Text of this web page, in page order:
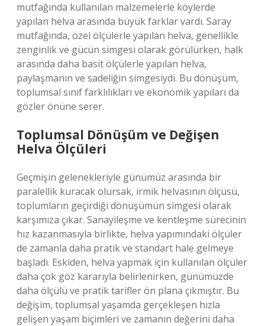
mutfağında kullanılan malzemelerle köylerde
yapılan helva arasında büyük farklar vardı. Saray
mutfağında, özel ölçülerle yapılan helva, genellikle
zenginlik ve gücün simgesi olarak görülürken, halk
arasında daha basit ölçülerle yapılan helva,
paylaşmanın ve sadeliğin simgesiydi. Bu dönüşüm,
toplumsal sınıf farklılıkları ve ekonomik yapıları da
gözler önüne serer.
Toplumsal Dönüşüm ve Değişen
Helva Ölçüleri
Geçmişin gelenekleriyle günümüz arasında bir
paralellik kuracak olursak, irmik helvasının ölçüsü,
toplumların geçirdiği dönüşümün simgesi olarak
karşımıza çıkar. Sanayileşme ve kentleşme sürecinin
hız kazanmasıyla birlikte, helva yapımındaki ölçüler
de zamanla daha pratik ve standart hale gelmeye
başladı. Eskiden, helva yapmak için kullanılan ölçüler
daha çok göz kararıyla belirlenirken, günümüzde
daha ölçülü ve pratik tarifler ön plana çıkmıştır. Bu
değişim, toplumsal yaşamda gerçekleşen hızla
gelişen yaşam biçimleri ve zamanın değerini daha